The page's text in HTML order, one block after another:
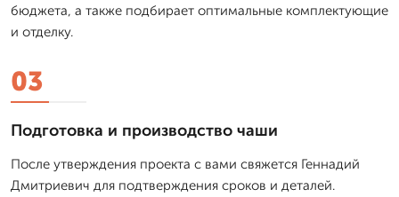
бюджета, а также подбирает оптимальные комплектующие
и отделку.
03
Подготовка и производство чаши
После утверждения проекта с вами свяжется Геннадий
Дмитриевич для подтверждения сроков и деталей.